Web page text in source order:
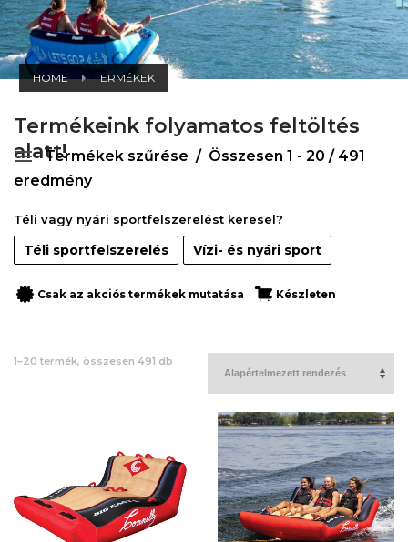
HOME TERMÉKEK
Termékeink folyamatos feltöltés
alatt!Termékek szűrése
Összesen 1 - 20 / 491
eredmény
Téli vagy nyári sportfelszerelést keresel?
Téli sportfelszerelés Vízi- és nyári sport
Csak az akciós termékek mutatása Készleten
1–20 termék, összesen 491 db